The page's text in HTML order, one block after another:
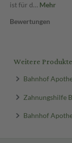
ist für d… Mehr
Bewertungen
Weitere
Bahnhof
Zahnungshilfe
Bahnhof